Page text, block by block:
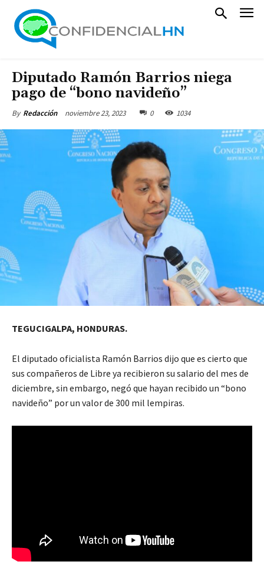
Diputado Ramón Barrios niega
pago de “bono navideño”
By Redacción noviembre 23, 2023 0 1034
TEGUCIGALPA, HONDURAS.
El diputado oficialista Ramón Barrios dijo que es cierto que
sus compañeros de Libre ya recibieron su salario del mes de
diciembre, sin embargo, negó que hayan recibido un “bono
navideño” por un valor de 300 mil lempiras.